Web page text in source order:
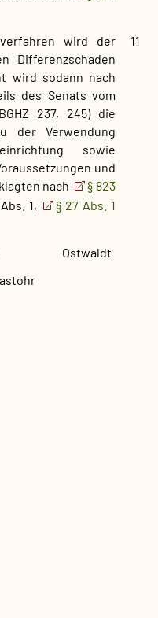
11
wird der
Differenzschaden
wird sodann nach
des Senats vom
237, 245)die
der Verwendung
sowie
und
nach
§ 823
1,
§ 27 Abs. 1
Ostwaldt